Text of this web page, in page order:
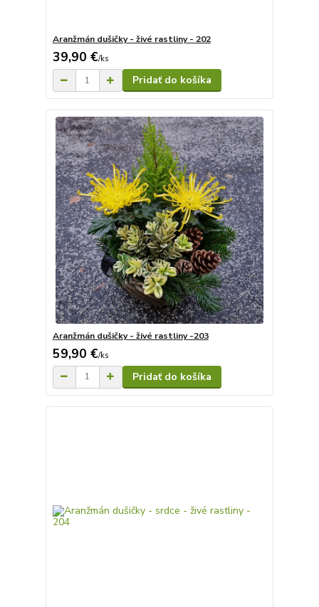
Aranžmán dušičky - živé rastliny - 202
39,90 €/ks
Pridať do košíka
Aranžmán dušičky - živé rastliny -203
59,90 €/ks
Pridať do košíka